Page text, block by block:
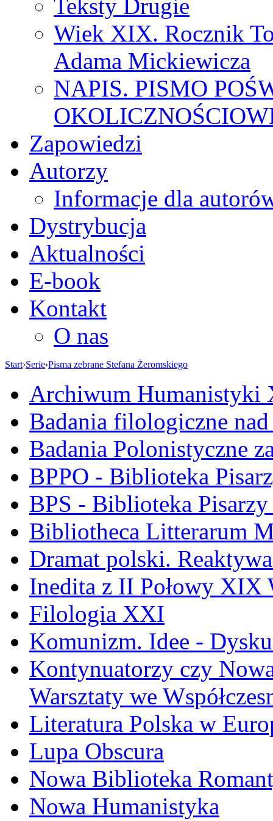
Teksty Drugie
Wiek XIX. Rocznik
Adama Mickiewicza
NAPIS. PISMO
Zapowiedzi
Autorzy
Informacje dla
Dystrybucja
Aktualności
E-book
Kontakt
O nas
Start›Serie›Pisma zebrane Stefana Żeromskiego
Archiwum Humanistyki
Badania filologiczne
Badania Polonistyczne
BPPO - Biblioteka
BPS - Biblioteka
Bibliotheca Litterarum
Dramat polski.
Inedita z II Połowy XIX
Filologia XXI
Komunizm. Idee -
Kontynuatorzy czy
Warsztaty we
Literatura Polska w
Lupa Obscura
Nowa Biblioteka
Nowa Humanistyka